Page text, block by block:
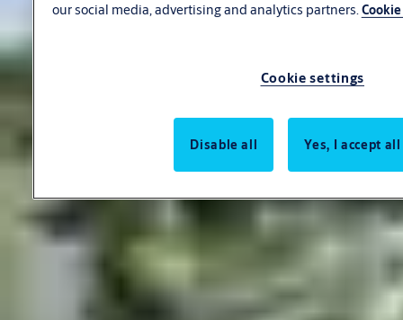
our social media, advertising and analytics partners.
Cookie settings
Disable all Yes, I accept